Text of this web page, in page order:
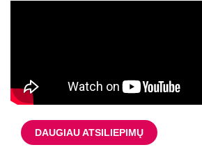
DAUGIAU ATSILIEPIMŲ